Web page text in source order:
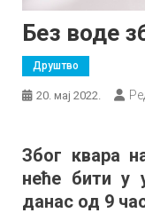
Без воде
Друштво
20. мај 2022.
Због квара
неће бити у
данас од 9